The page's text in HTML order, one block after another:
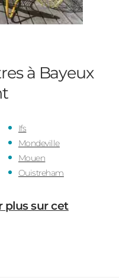
à Bayeux
Ifs
Mondeville
Mouen
Ouistreham
plus sur cet